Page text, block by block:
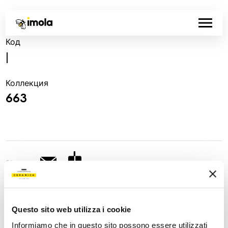
Questo sito web utilizza i cookie
Informiamo che in questo sito possono essere utilizzati
Код
Коллекция
663
Share: